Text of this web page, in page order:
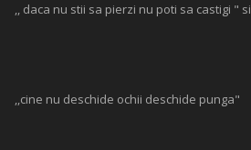
,, daca nu stii sa pierzi nu poti sa castigi " si
,,cine nu deschide ochii deschide punga"